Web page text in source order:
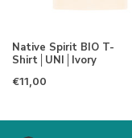
Native Spirit BIO T-
Shirt│UNI│Ivory
€11,00